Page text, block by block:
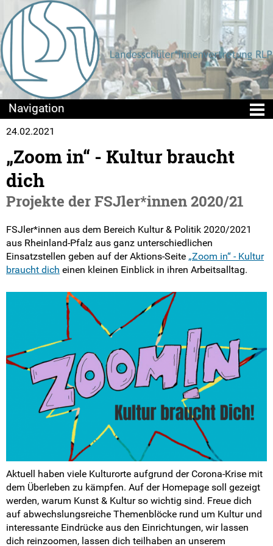
Die LSV
Wir über uns
Struktur
LSKen
Kreis- und Stadt-SVen
Arbeitsprogramm
Arbeitsbereiche
Der Landesrat
Die Bundesebene
FSJ Politik in der LSV
LSV-Förderverein
Fotos
Positionen & Lesestoff
24.02.2021
„Zoom in“ - Kultur braucht
dich
Projekte der FSJler*innen 2020/21
FSJler*innen aus dem Bereich Kultur & Politik 2020/2021
aus Rheinland-Pfalz aus ganz unterschiedlichen
Einsatzstellen geben auf der Aktions-Seite „Zoom in“ - Kultur
braucht dich einen kleinen Einblick in ihren Arbeitsalltag.
Aktuell haben viele Kulturorte aufgrund der Corona-Krise mit
dem Überleben zu kämpfen. Auf der Homepage soll gezeigt
werden, warum Kunst & Kultur so wichtig sind. Freue dich
auf abwechslungsreiche Themenblöcke rund um Kultur und
interessante Eindrücke aus den Einrichtungen, wir lassen
dich reinzoomen, lassen dich teilhaben an unserem